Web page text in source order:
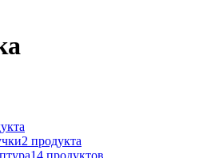
2 продукта
14 продуктов